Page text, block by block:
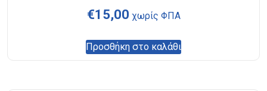
€15,00 χωρίς ΦΠΑ
Προσθήκη στο καλάθι